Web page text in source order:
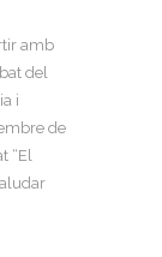
amb
del
i
de
“El